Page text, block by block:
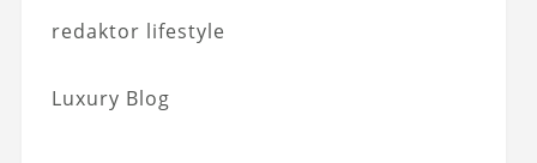
redaktor lifestyle
Luxury Blog